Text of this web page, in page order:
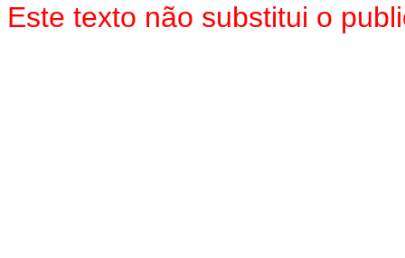
Este texto não substitui o